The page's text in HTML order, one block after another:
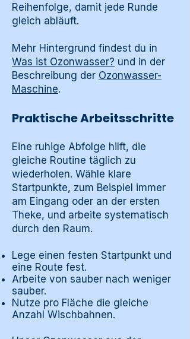
Reihenfolge, damit jede Runde
gleich abläuft.
Mehr Hintergrund findest du in
Was ist Ozonwasser? und in der
Beschreibung der Ozonwasser-
Maschine.
Praktische Arbeitsschritte
Eine ruhige Abfolge hilft, die
gleiche Routine täglich zu
wiederholen. Wähle klare
Startpunkte, zum Beispiel immer
am Eingang oder an der ersten
Theke, und arbeite systematisch
durch den Raum.
Lege einen festen Startpunkt und
eine Route fest.
Arbeite von sauber nach weniger
sauber.
Nutze pro Fläche die gleiche
Anzahl Wischbahnen.